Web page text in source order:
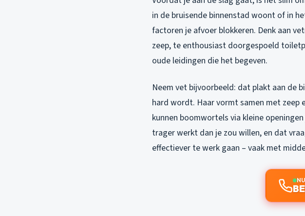
in de bruisende binnenstad woont of in
factoren je afvoer blokkeren. Denk aan
zeep, te enthousiast doorgespoeld
oude leidingen die het begeven.
Neem vet bijvoorbeeld: dat plakt aan de
hard wordt. Haar vormt samen met zeep
kunnen boomwortels via kleine
trager werkt dan je zou willen, en dat
effectiever te werk gaan – vaak met